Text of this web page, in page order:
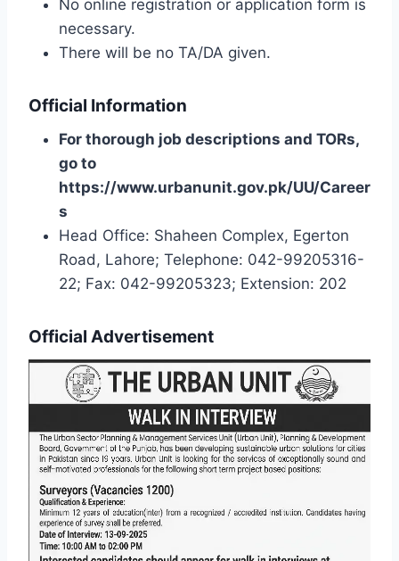
No online registration or application form is
necessary.
There will be no TA/DA given.
Official Information
For thorough job descriptions and TORs,
go to
https://www.urbanunit.gov.pk/UU/Career
s
Head Office: Shaheen Complex, Egerton
Road, Lahore; Telephone: 042-99205316-
22; Fax: 042-99205323; Extension: 202
Official Advertisement